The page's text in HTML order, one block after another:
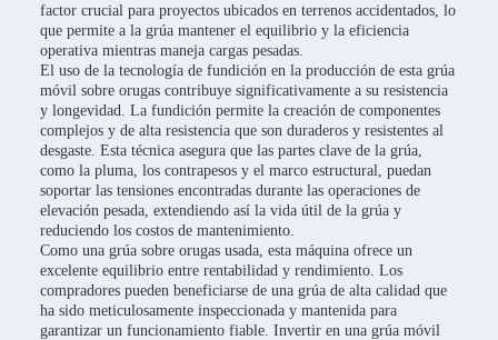
factor crucial para proyectos ubicados en terrenos accidentados, lo
que permite a la grúa mantener el equilibrio y la eficiencia
operativa mientras maneja cargas pesadas.
El uso de la tecnología de fundición en la producción de esta grúa
móvil sobre orugas contribuye significativamente a su resistencia
y longevidad. La fundición permite la creación de componentes
complejos y de alta resistencia que son duraderos y resistentes al
desgaste. Esta técnica asegura que las partes clave de la grúa,
como la pluma, los contrapesos y el marco estructural, puedan
soportar las tensiones encontradas durante las operaciones de
elevación pesada, extendiendo así la vida útil de la grúa y
reduciendo los costos de mantenimiento.
Como una grúa sobre orugas usada, esta máquina ofrece un
excelente equilibrio entre rentabilidad y rendimiento. Los
compradores pueden beneficiarse de una grúa de alta calidad que
ha sido meticulosamente inspeccionada y mantenida para
garantizar un funcionamiento fiable. Invertir en una grúa móvil